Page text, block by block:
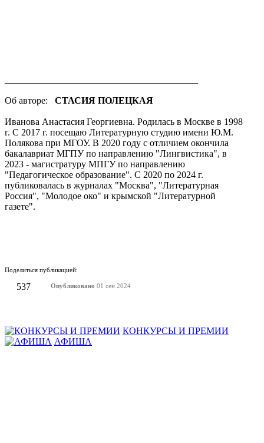
Об авторе: СТАСИЯ ПОЛЕЦКАЯ
Иванова Анастасия Георгиевна. Родилась в Москве в 1998
г. С 2017 г. посещаю Литературную студию имени Ю.М.
Полякова при МГОУ. В 2020 году с отличием окончила
бакалавриат МГПУ по направлению "Лингвистика", в
2023 - магистратуру МПГУ по направлению
"Педагогическое образование". С 2020 по 2024 г.
публиковалась в журналах "Москва", "Литературная
Россия", "Молодое око" и крымской "Литературной
газете".
Поделиться публикацией:
537 Опубликовано 01 сен 2024
КОНКУРСЫ И ПРЕМИИ
АФИША